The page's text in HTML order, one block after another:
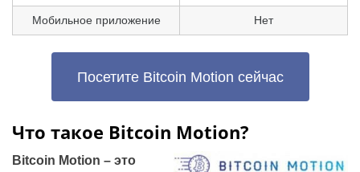
Мобильное приложение Нет
Посетите Bitcoin Motion сейчас
Что такое Bitcoin Motion?
Bitcoin Motion – это